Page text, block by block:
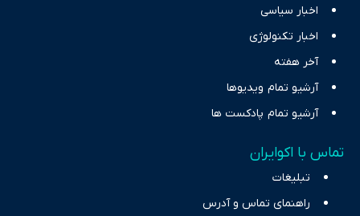
اخبار سیاسی
اخبار تکنولوژی
آخر هفته
آرشیو تمام ویدیوها
آرشیو تمام پادکست ها
تماس با اکوایران
تبلیغات
راهنمای تماس و آدرس